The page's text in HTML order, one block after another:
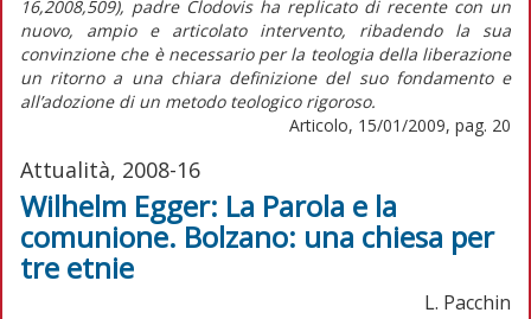
16,2008,509), padre Clodovis ha replicato di recente con un
nuovo, ampio e articolato intervento, ribadendo la sua
convinzione che è necessario per la teologia della liberazione
un ritorno a una chiara definizione del suo fondamento e
all’adozione di un metodo teologico rigoroso.
Articolo, 15/01/2009, pag. 20
Attualità, 2008-16
Wilhelm Egger: La Parola e la
comunione. Bolzano: una chiesa per
tre etnie
L. Pacchin